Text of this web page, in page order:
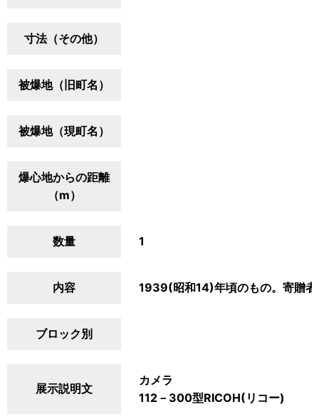
寸法（その他）
被爆地（旧町名）
被爆地（現町名）
爆心地からの距離
（m）
数量 1
内容 1939(昭和14)年頃のもの。寄贈
ブロック別
展示説明文
カメラ
112－300型RICOH(リコー)